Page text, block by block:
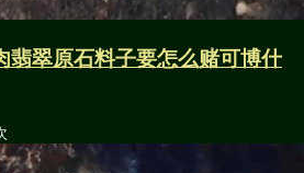
翡翠原石料子要怎么赌可博什